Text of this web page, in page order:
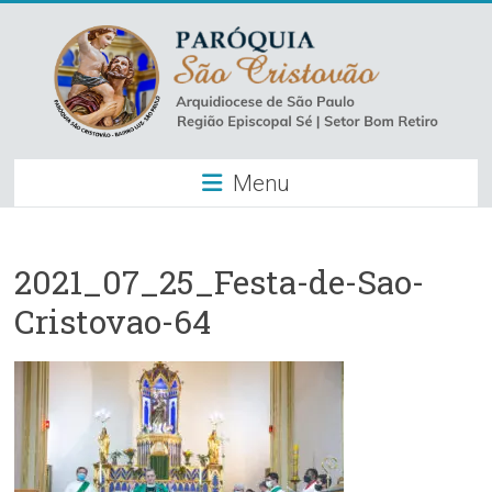
content
Paróquia
São
–
Luz
de
São
Paulo
–
Menu
2021_07_25_Festa-de-Sao-
Cristovao-64